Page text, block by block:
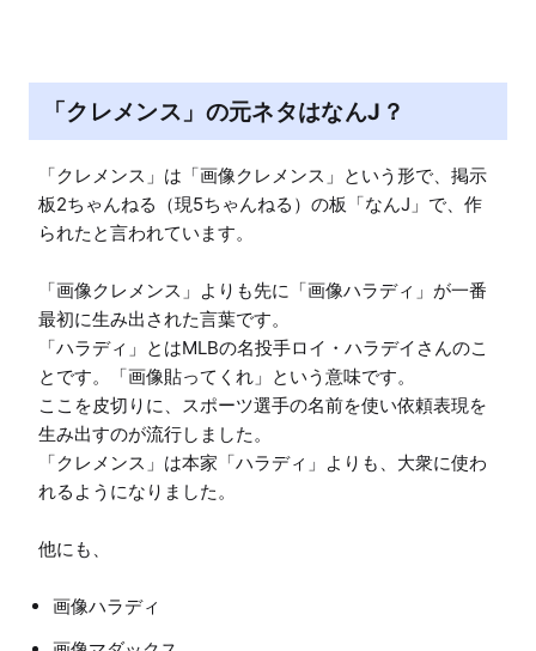
「クレメンス」の元ネタはなんJ？
「クレメンス」は「画像クレメンス」という形で、掲示
板2ちゃんねる（現5ちゃんねる）の板「なんJ」で、作
られたと言われています。
「画像クレメンス」よりも先に「画像ハラディ」が一番
最初に生み出された言葉です。
「ハラディ」とはMLBの名投手ロイ・ハラデイさんのこ
とです。「画像貼ってくれ」という意味です。
ここを皮切りに、スポーツ選手の名前を使い依頼表現を
生み出すのが流行しました。
「クレメンス」は本家「ハラディ」よりも、大衆に使わ
れるようになりました。
他にも、
画像ハラディ